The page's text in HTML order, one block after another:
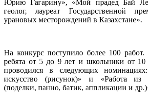
Юрию Гагарину», «Мой прадед Бай
геолог, лауреат Государственной
урановых месторождений в Казахстане».
На конкурс поступило более 100
ребята от 5 до 9 лет и школьники от
проводился в следующих номинациях:
искусство (рисунок)» и «Работа из
(поделки, панно, батик, аппликации и